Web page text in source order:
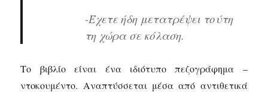
-Έχετε ήδη μετατρέψει τούτη
τη χώρα σε κόλαση.
Το βιβλίο είναι ένα ιδιότυπο πεζογράφημα –
ντοκουμέντο. Αναπτύσσεται μέσα από αντιθετικά